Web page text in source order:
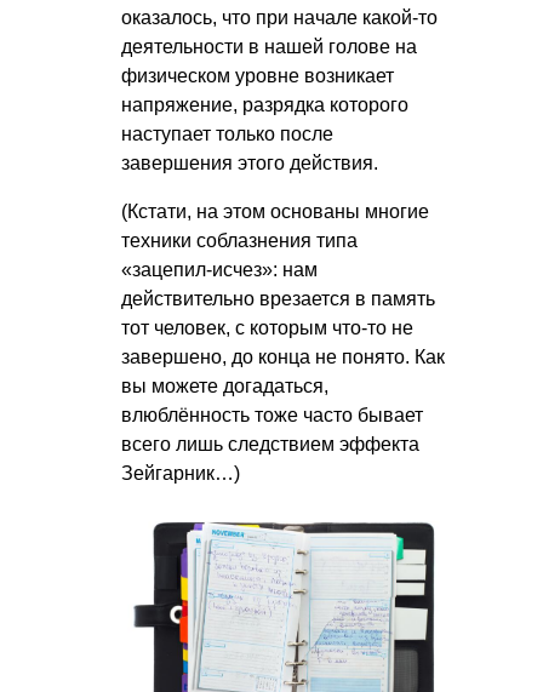
оказалось, что при начале какой-то
деятельности в нашей голове на
физическом уровне возникает
напряжение, разрядка которого
наступает только после
завершения этого действия.
(Кстати, на этом основаны многие
техники соблазнения типа
«зацепил-исчез»: нам
действительно врезается в память
тот человек, с которым что-то не
завершено, до конца не понято. Как
вы можете догадаться,
влюблённость тоже часто бывает
всего лишь следствием эффекта
Зейгарник…)